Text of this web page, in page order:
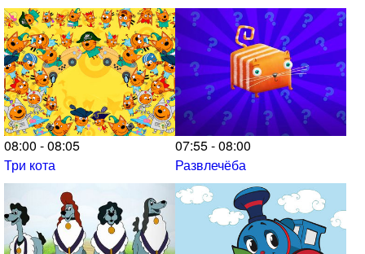
08:00 - 08:05
Три кота
07:55 - 08:00
Развлечёба